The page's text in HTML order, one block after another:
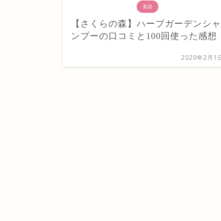
美容
【さくらの森】ハーブガーデンシャ
ンプーの口コミと100回使った感想
2020年2月1